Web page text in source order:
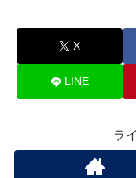
X
LINE
ラ